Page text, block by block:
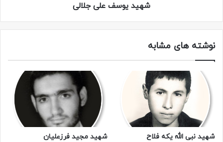
شهید یوسف علی جلالی
نوشته های مشابه
شهید نبی الله یکه فلاح شهید مجید فرزعلیان